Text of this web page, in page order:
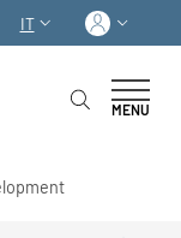
SELETTORE LINGUA:
IT
MENU